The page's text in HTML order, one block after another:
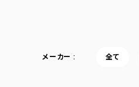
メーカー 全て